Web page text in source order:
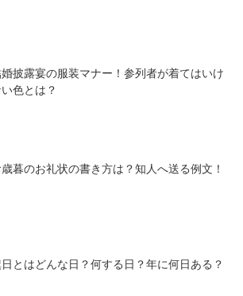
披露宴の服装マナー！参列者が着てはいけ
色とは？
歳暮のお礼状の書き方は？知人へ送る例文！
とはどんな日？何する日？年に何日ある？